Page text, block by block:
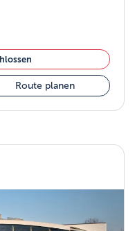
Route planen